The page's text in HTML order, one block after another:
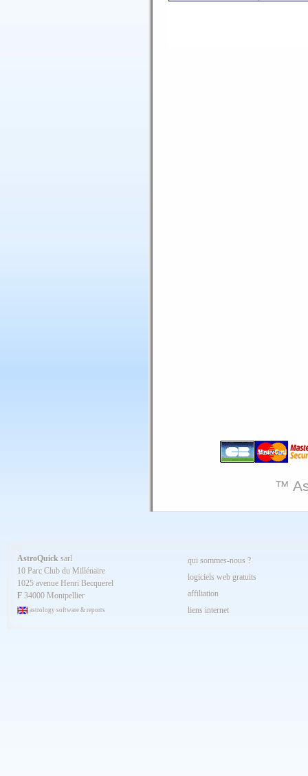
™
AstroQuick sarl
10 Parc Club du Millénaire
1025 avenue Henri Becquerel
F 34000 Montpellier
astrology software & reports
qui sommes-nous ?
logiciels web gratuits
affiliation
liens internet